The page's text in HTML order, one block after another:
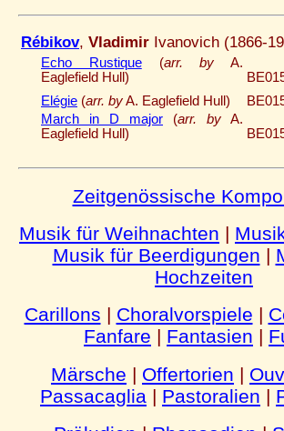
Rébikov, Vladimir Ivanovich (1866-
Echo Rustique (arr. by A.
Eaglefield Hull)
Elégie (arr. byA. Eaglefield Hull)
March in D major
(arr. by A.
Eaglefield Hull)
Zeitgenössische
Musik für Weihnachten |
Musik für Beerdigungen |
Hochzeiten
Carillons | Choralvorspiele |
Fanfare | Fantasien |
Märsche | Offertorien |
Passacaglia | Pastoralien |